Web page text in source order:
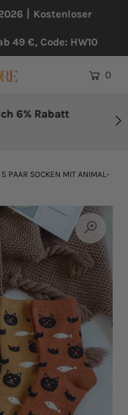
丨Kostenloser
49 €, Code: HW10
0
6% Rabatt
PAAR SOCKEN MIT ANIMAL-